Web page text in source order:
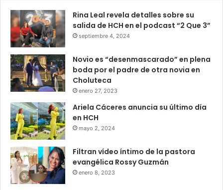
Rina Leal revela detalles sobre su
salida de HCH en el podcast “2 Que 3”
septiembre 4, 2024
Novio es “desenmascarado” en plena
boda por el padre de otra novia en
Choluteca
enero 27, 2023
Ariela Cáceres anuncia su último día
en HCH
mayo 2, 2024
Filtran vídeo íntimo de la pastora
evangélica Rossy Guzmán
enero 8, 2023